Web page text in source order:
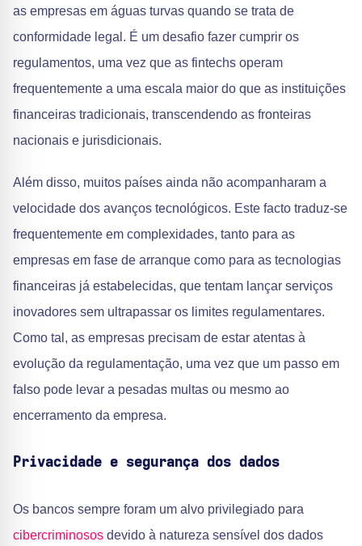
as empresas em águas turvas quando se trata de
conformidade legal. É um desafio fazer cumprir os
regulamentos, uma vez que as fintechs operam
frequentemente a uma escala maior do que as instituições
financeiras tradicionais, transcendendo as fronteiras
nacionais e jurisdicionais.
Além disso, muitos países ainda não acompanharam a
velocidade dos avanços tecnológicos. Este facto traduz-se
frequentemente em complexidades, tanto para as
empresas em fase de arranque como para as tecnologias
financeiras já estabelecidas, que tentam lançar serviços
inovadores sem ultrapassar os limites regulamentares.
Como tal, as empresas precisam de estar atentas à
evolução da regulamentação, uma vez que um passo em
falso pode levar a pesadas multas ou mesmo ao
encerramento da empresa.
Privacidade e segurança dos dados
Os bancos sempre foram um alvo privilegiado para
cibercriminosos devido à natureza sensível dos dados